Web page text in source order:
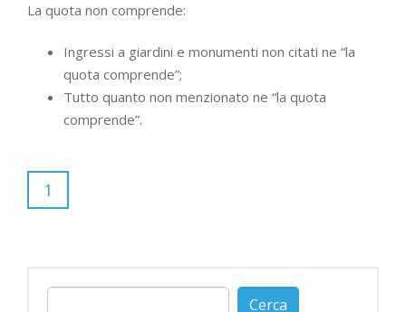
La quota non comprende:
Ingressi a giardini e monumenti non citati ne “la
quota comprende”;
Tutto quanto non menzionato ne “la quota
comprende”.
1